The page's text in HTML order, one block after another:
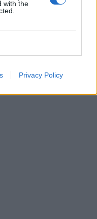
with the
Privacy Policy